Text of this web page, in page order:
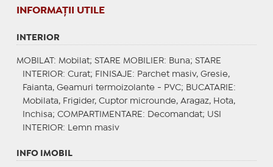
INFORMAŢII UTILE
INTERIOR
MOBILAT : Mobilat; STARE MOBILIER: Buna; STARE
INTERIOR: Curat; FINISAJE : Parchet masiv, Gresie,
Faianta, Geamuri termoizolante - PVC; BUCATARIE :
Mobilata, Frigider, Cuptor microunde, Aragaz, Hota,
Inchisa; COMPARTIMENTARE : Decomandat; USI
INTERIOR: Lemn masiv
INFO IMOBIL